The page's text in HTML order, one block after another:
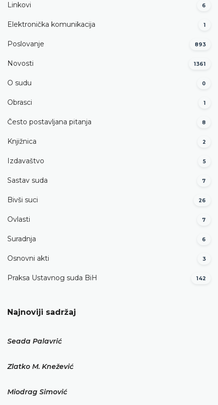
Linkovi 6
Elektronička komunikacija 1
Poslovanje 893
Novosti 1361
O sudu 0
Obrasci 1
Često postavljana pitanja 8
Knjižnica 2
Izdavaštvo 5
Sastav suda 7
Bivši suci 26
Ovlasti 7
Suradnja 6
Osnovni akti 3
Praksa Ustavnog suda BiH 142
Najnoviji sadržaj
Seada Palavrić
Zlatko M. Knežević
Miodrag Simović